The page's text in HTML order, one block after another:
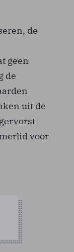
de
geen
de
uit de
voor